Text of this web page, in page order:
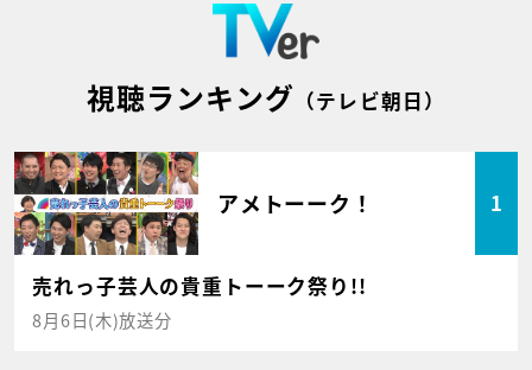
視聴ランキング （テレビ朝日）
アメトーーク！ 1
売れっ子芸人の貴重トーーク祭り!!
8月6日(木)放送分